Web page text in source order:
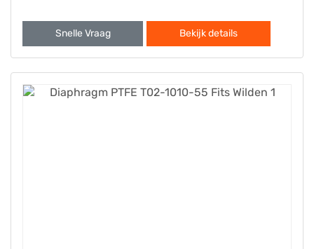
Snelle Vraag Bekijk details